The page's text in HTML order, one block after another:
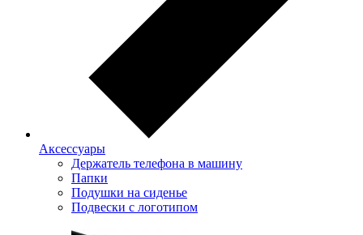
Аксессуары
Держатель телефона в машину
Папки
Подушки на сиденье
Подвески с логотипом